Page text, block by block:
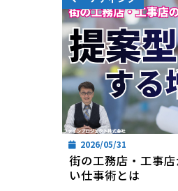
2026/05/31
街の工務店・工事
い仕事術とは